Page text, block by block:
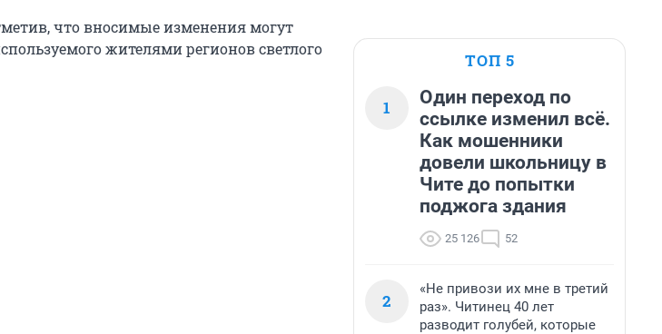
что вносимые изменения могут
жителями регионов светлого
ТОП 5
1
Один переход по
ссылке изменил всё.
Как мошенники
довели школьницу в
Чите до попытки
поджога здания
25 126 52
2
«Не привози их мне в третий
раз». Читинец 40 лет
разводит голубей, которые